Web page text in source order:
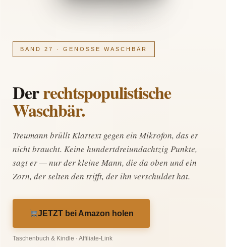
BAND 27 · GENOSSE WASCHBÄR
Derrechtspopulistische
Waschbär.
Treumann brüllt Klartext gegen ein Mikrofon, das er
nicht braucht. Keine hundertdreiundachtzig Punkte,
sagt er — nur der kleine Mann, die da oben und ein
Zorn, der selten den trifft, der ihn verschuldet hat.
JETZT bei Amazon holen
Taschenbuch & Kindle · Affiliate-Link